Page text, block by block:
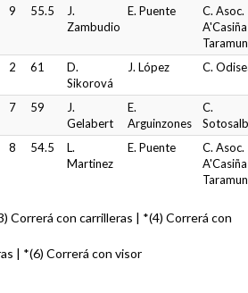
9 55.5
J.
Zambudio
E. Puente
C. Asoc.
2 61
D.
Sikorová
J. López C.
7 59
J.
Gelabert
E.
Arguinzones
C.
8 54.5
L.
Martinez
E. Puente
C. Asoc.
Correrá con carrilleras | *(4) Correrá con
| *(6) Correrá con visor